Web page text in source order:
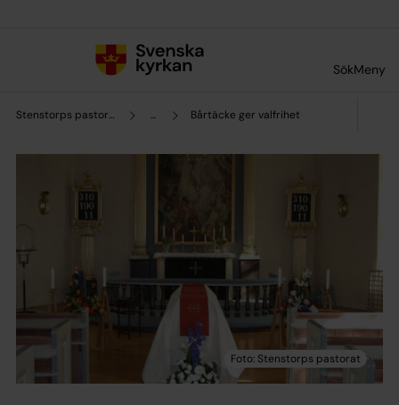
SökMeny
Stenstorps pastorat ... Bårtäcke ger valfrihet